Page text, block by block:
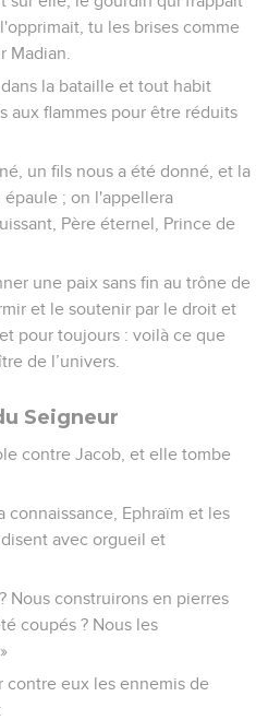
tu les brises comme
Madian.
la bataille et tout habit
aux flammes pour être réduits
un fils nous a été donné, et la
épaule ; on l'appellera
Père éternel, Prince de
une paix sans fin au trône de
et le soutenir par le droit et
pour toujours : voilà ce que
de l’univers.
Seigneur
contre Jacob, et elle tombe
Ephraïm et les
avec orgueil et
Nous construirons en pierres
coupés ? Nous les
contre eux les ennemis de